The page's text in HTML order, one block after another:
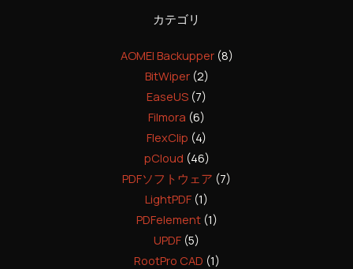
カテゴリ
AOMEI Backupper(8)
BitWiper(2)
EaseUS (7)
Filmora (6)
FlexClip (4)
pCloud (46)
PDFソフトウェア (7)
LightPDF (1)
PDFelement(1)
UPDF (5)
RootPro CAD (1)